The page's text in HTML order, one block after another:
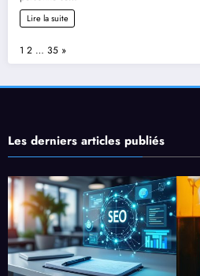
Lire la suite
Page:
1 2 … 35 Next
»
Les derniers articles publiés